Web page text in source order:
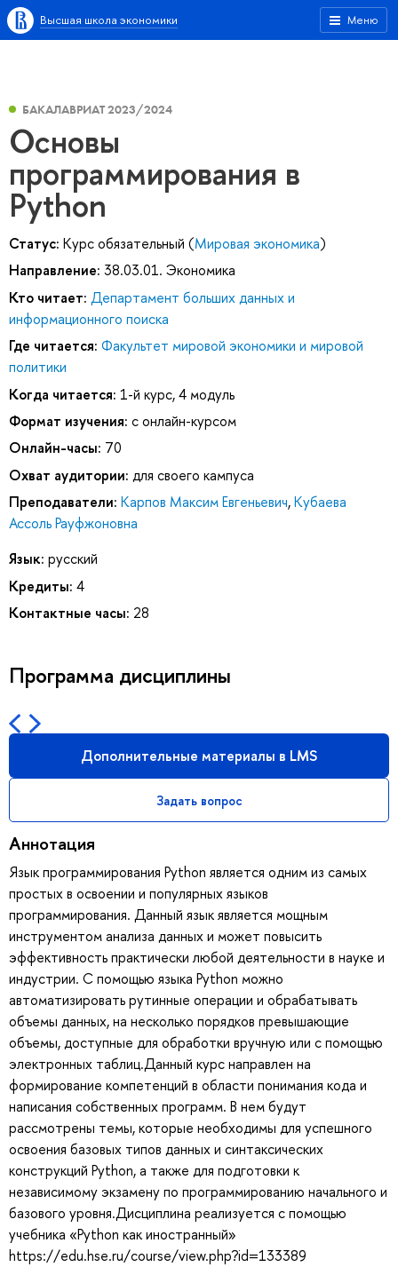
Меню
Высшая школа экономики
БАКАЛАВРИАТ 2023/2024
Основы
программирования в
Python
Статус: Курс обязательный (Мировая экономика)
Направление: 38.03.01. Экономика
Кто читает: Департамент больших данных и
информационного поиска
Где читается: Факультет мировой экономики и мировой
политики
Когда читается: 1-й курс, 4 модуль
Формат изучения: с онлайн-курсом
Онлайн-часы: 70
Охват аудитории: для своего кампуса
Преподаватели: Карпов Максим Евгеньевич,Кубаева
Ассоль Рауфжоновна
Язык: русский
Кредиты: 4
Контактные часы: 28
Программа дисциплины
Дополнительные материалы в LMS
Задать вопрос
Аннотация
Язык программирования Python является одним из самых
простых в освоении и популярных языков
программирования. Данный язык является мощным
инструментом анализа данных и может повысить
эффективность практически любой деятельности в науке и
индустрии. С помощью языка Python можно
автоматизировать рутинные операции и обрабатывать
объемы данных, на несколько порядков превышающие
объемы, доступные для обработки вручную или с помощью
электронных таблиц.Данный курс направлен на
формирование компетенций в области понимания кода и
написания собственных программ. В нем будут
рассмотрены темы, которые необходимы для успешного
освоения базовых типов данных и синтаксических
конструкций Python, а также для подготовки к
независимому экзамену по программированию начального и
базового уровня.Дисциплина реализуется с помощью
учебника «Python как иностранный»
https://edu.hse.ru/course/view.php?id=133389